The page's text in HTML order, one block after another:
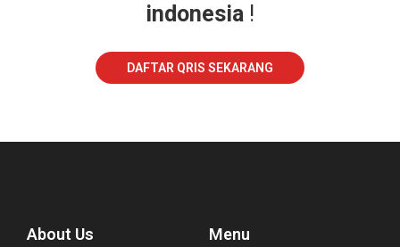
indonesia !
DAFTAR QRIS SEKARANG
About Us Menu